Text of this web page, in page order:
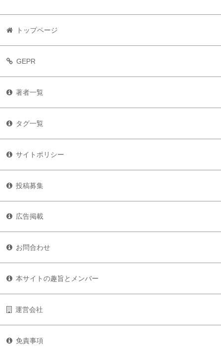
トップページ
GEPR
著者一覧
タグ一覧
サイトポリシー
投稿募集
広告掲載
お問合わせ
本サイトの趣旨とメンバー
運営会社
免責事項